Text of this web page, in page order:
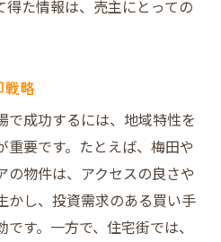
た情報は、売主にとっての
戦略
で成功するには、地域特性を
要です。たとえば、梅田や
物件は、アクセスの良さや
かし、投資需求のある買い手
す。一方で、住宅街では、